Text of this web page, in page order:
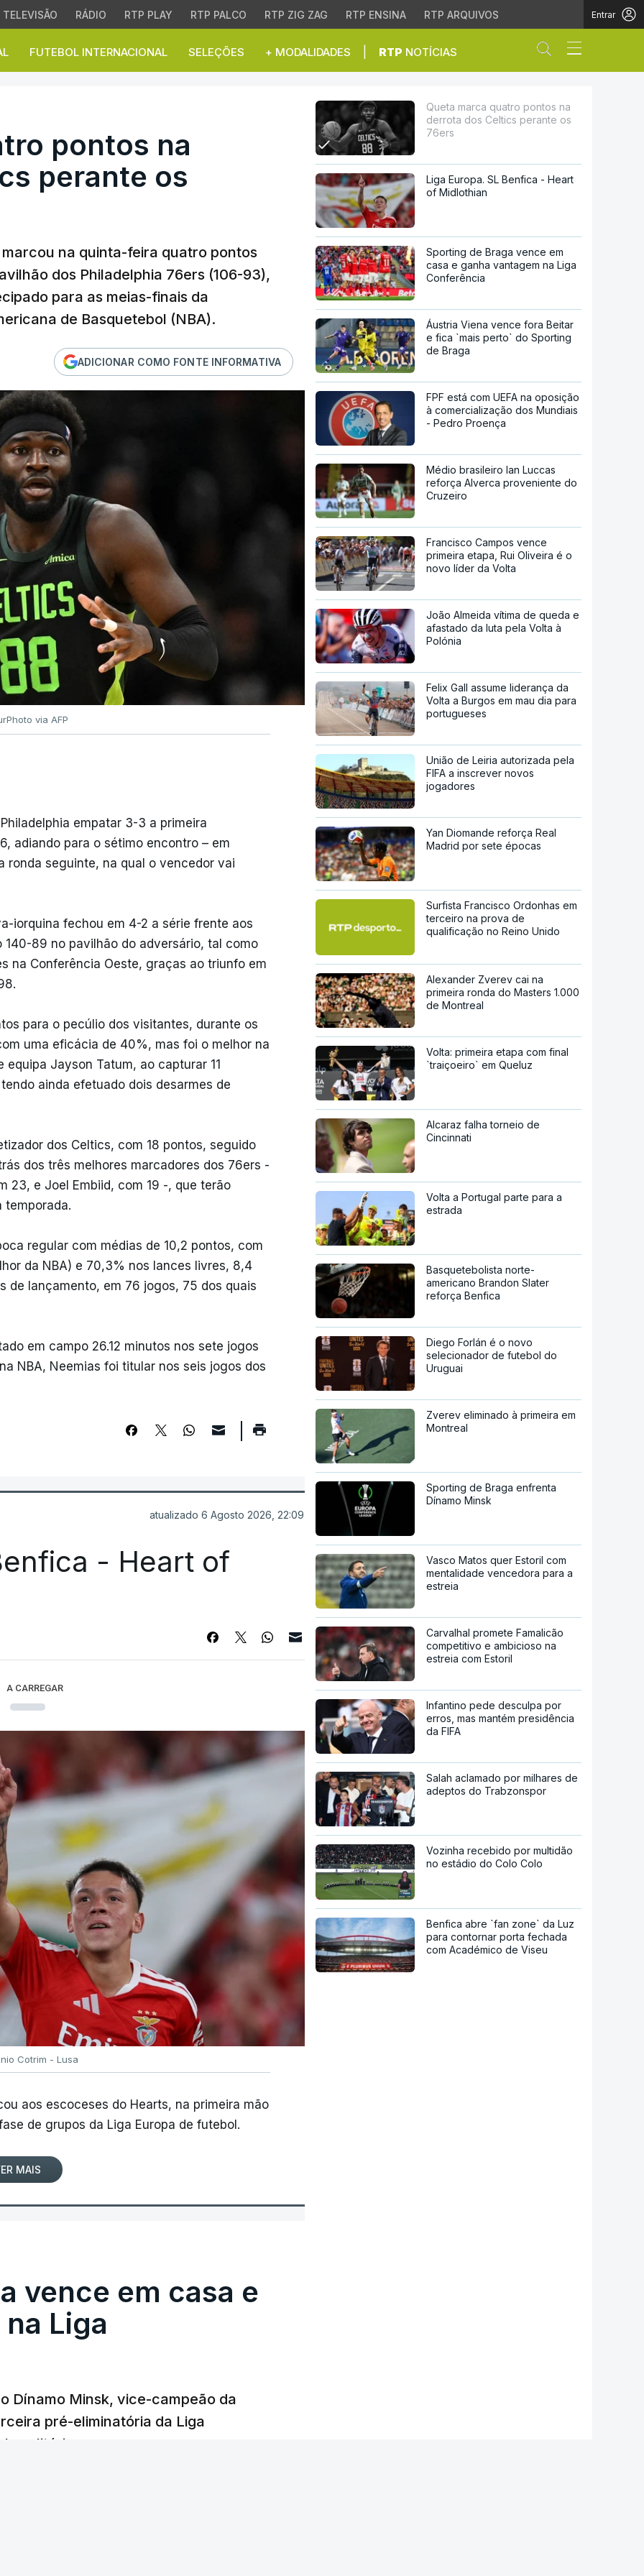
TELEVISÃO RÁDIO RTP PLAY RTP PALCO RTP ZIG ZAG RTP ENSINA RTP ARQUIVOS Entrar
FUTEBOL INTERNACIONAL SELEÇÕES + MODALIDADES RTP NOTÍCIAS Abrir campo
pontos na derrota dos Celtics perante os
pontos na
perante os
na quinta-feira quatro pontos
dos Philadelphia 76ers (106-93),
para as meias-finais da
de Basquetebol (NBA).
ADICIONAR COMO FONTE INFORMATIVA
via AFP
empatar 3-3 a primeira
adiando para o sétimo encontro – em
ronda seguinte, na qual o vencedor vai
iorquina fechou em 4-2 a série frente aos
89 no pavilhão do adversário, tal como
na Conferência Oeste, graças ao triunfo em
para o pecúlio dos visitantes, durante os
uma eficácia de 40%, mas foi o melhor na
Jayson Tatum, ao capturar 11
ainda efetuado dois desarmes de
dos Celtics, com 18 pontos, seguido
dos três melhores marcadores dos 76ers -
23, e Joel Embiid, com 19 -, que terão
temporada.
regular com médias de 10,2 pontos, com
da NBA) e 70,3% nos lances livres, 8,4
de lançamento, em 76 jogos, 75 dos quais
em campo 26.12 minutos nos sete jogos
NBA, Neemias foi titular nos seis jogos dos
atualizado 6 Agosto 2026, 22:09
- Heart of
A CARREGAR
Cotrim - Lusa
aos escoceses do Hearts, na primeira mão
de grupos da Liga Europa de futebol.
MAIS
vence em casa e
Liga
Dínamo Minsk, vice-campeão da
pré-eliminatória da Liga
solitário.
Queta marca quatro pontos na
derrota dos Celtics perante os
76ers
Liga Europa. SL Benfica - Heart
of Midlothian
Sporting de Braga vence em
casa e ganha vantagem na Liga
Conferência
Áustria Viena vence fora Beitar
e fica `mais perto` do Sporting
de Braga
FPF está com UEFA na oposição
à comercialização dos Mundiais
- Pedro Proença
Médio brasileiro Ian Luccas
reforça Alverca proveniente do
Cruzeiro
Francisco Campos vence
primeira etapa, Rui Oliveira é o
novo líder da Volta
João Almeida vítima de queda e
afastado da luta pela Volta à
Polónia
Felix Gall assume liderança da
Volta a Burgos em mau dia para
portugueses
União de Leiria autorizada pela
FIFA a inscrever novos
jogadores
Yan Diomande reforça Real
Madrid por sete épocas
Surfista Francisco Ordonhas em
terceiro na prova de
qualificação no Reino Unido
Alexander Zverev cai na
primeira ronda do Masters 1.000
de Montreal
Volta: primeira etapa com final
`traiçoeiro` em Queluz
Alcaraz falha torneio de
Cincinnati
Volta a Portugal parte para a
estrada
Basquetebolista norte-
americano Brandon Slater
reforça Benfica
Diego Forlán é o novo
selecionador de futebol do
Uruguai
Zverev eliminado à primeira em
Montreal
Sporting de Braga enfrenta
Dínamo Minsk
Vasco Matos quer Estoril com
mentalidade vencedora para a
estreia
Carvalhal promete Famalicão
competitivo e ambicioso na
estreia com Estoril
Infantino pede desculpa por
erros, mas mantém presidência
da FIFA
Salah aclamado por milhares de
adeptos do Trabzonspor
Vozinha recebido por multidão
no estádio do Colo Colo
Benfica abre `fan zone` da Luz
para contornar porta fechada
com Académico de Viseu